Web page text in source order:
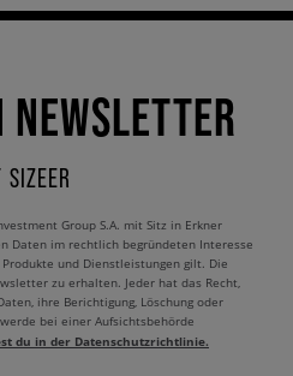
Group S.A. mit Sitz in Erkner
Daten im rechtlich begründeten Interesse
und Dienstleistungen gilt. Die
zu erhalten. Jeder hat das Recht,
ihre Berichtigung, Löschung oder
bei einer Aufsichtsbehörde
du in der Datenschutzrichtlinie.